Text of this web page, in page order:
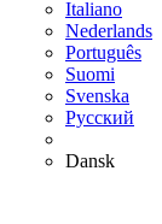
Italiano
Nederlands
Português
Suomi
Svenska
Русский
Dansk